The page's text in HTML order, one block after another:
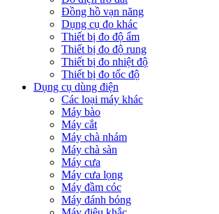
Đồng hồ vạn năng
Dụng cụ đo khác
Thiết bị đo độ ẩm
Thiết bị đo độ rung
Thiết bị đo nhiệt độ
Thiết bị đo tốc độ
Dụng cụ dùng điện
Các loại máy khác
Máy bào
Máy cắt
Máy chà nhám
Máy chà sàn
Máy cưa
Máy cưa lọng
Máy đầm cóc
Máy đánh bóng